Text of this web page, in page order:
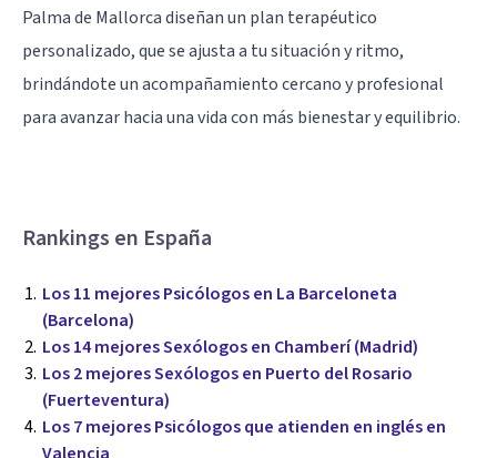
Palma de Mallorca diseñan un plan terapéutico
personalizado, que se ajusta a tu situación y ritmo,
brindándote un acompañamiento cercano y profesional
para avanzar hacia una vida con más bienestar y equilibrio.
Rankings en España
Los 11 mejores Psicólogos en La Barceloneta
(Barcelona)
Los 14 mejores Sexólogos en Chamberí (Madrid)
Los 2 mejores Sexólogos en Puerto del Rosario
(Fuerteventura)
Los 7 mejores Psicólogos que atienden en inglés en